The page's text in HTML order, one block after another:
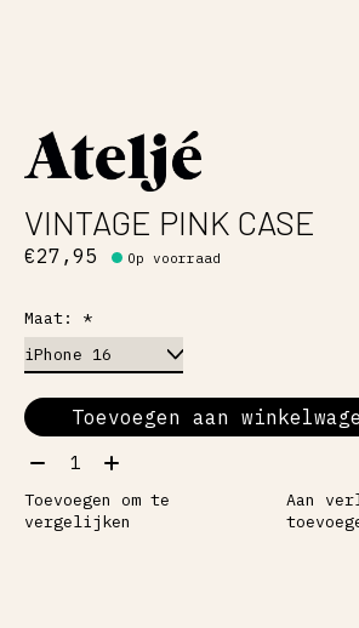
VINTAGE PINK CASE
€27,95 Op voorraad
Maat: *
Toevoegen aan
Aantal:
Toevoegen om te
vergelijken
Aan